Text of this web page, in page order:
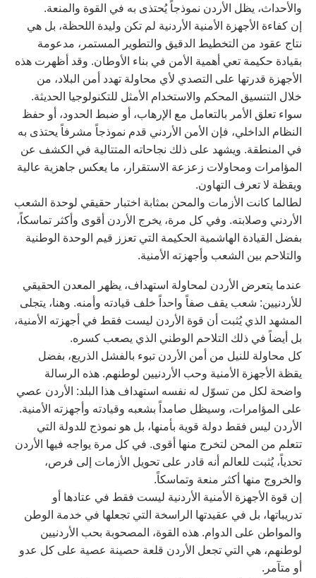
والأحداث، يظل الأردن نموذجاً يُحتذى به في القوة والمنعة.
إن كفاءة الأجهزة الأمنية الأردنية لم تكن وليدة اللحظة، بل هي
نتاج عقود من التخطيط الدقيق والتطوير المستمر، مدعومة
بقيادة حكيمة تعي أهمية الأمن في بناء الأوطان. وقد أظهرت هذه
الأجهزة قدرتها على التصدي لأي محاولة تهدد أمن البلاد، من
خلال التنسيق المحكم والاستخدام الأمثل للتكنولوجيا الحديثة.
سواء تعلق الأمر بالتعامل مع الإرهاب، أو ضبط الحدود، أو حفظ
النظام الداخلي، فإن الأمن الأردني قدم نموذجاً مشرفاً يحتذى به
في المنطقة. ويشهد على ذلك نجاحاته المتتالية في الكشف عن
المؤامرات ومحاولات زعزعة الاستقرار، ما يعكس جاهزية عالية
ويقظة لا تعرف التهاون.
لطالما كانت الأزمات والمحن بمثابة اختبار حقيقي لوحدة الشعب
الأردني وصلابته. وفي كل مرة، يخرج الأردن أقوى وأكثر تماسكاً،
بفضل القيادة الهاشمية الحكيمة التي تعزز قيم الوحدة الوطنية
والتلاحم بين الشعب وأجهزته الأمنية.
عندما يتعرض الأردن لمحاولة استهداف، يظهر المعدن الحقيقي
للأردنيين: شعب يقف صفاً واحداً خلف قيادته وأمنه. وهنا، يتجلى
المشهد الذي يُثبت أن قوة الأردن ليست فقط في أجهزته الأمنية،
بل أيضاً في ذلك التلاحم الوطني الذي يصعب كسره.
كل محاولة للنيل من أمن الأردن تبوء بالفشل الذريع، بفضل
يقظة الأجهزة الأمنية وحب الأردنيين لوطنهم. هذه الرسالة
واضحة لكل من تسوّل له نفسه استهداف هذا البلد: الأردن عصي
على المؤامرات، وسيظل صامداً بشعبه وقيادته وأجهزته الأمنية.
الأردن ليس فقط دولة قوية بأمنها، بل هو نموذج للدولة التي
تتعلم من المحن لتخرج منها أقوى. في كل مرة يواجه فيها الأردن
تحدياً، يُثبت للعالم أنه قادر على تحويل الأزمات إلى فرص،
والخروج منها أكثر منعة وتماسكاً.
إن قوة الأجهزة الأمنية الأردنية ليست فقط في عتادها أو
تدريباتها، بل في عقيدتها الراسخة التي تجعلها في خدمة الوطن
والمواطن على الدوام. هذه القوة، المصحوبة بحب الأردنيين
لوطنهم، هي التي تجعل الأردن قلعة حصينة عصية على كل عدو
أو متآمر.